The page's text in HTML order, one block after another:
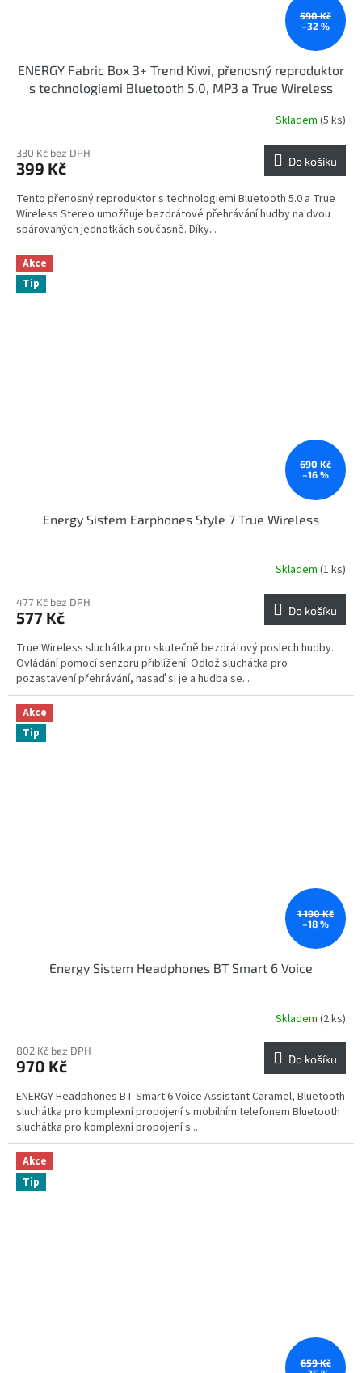
590 Kč
–32 %
ENERGY Fabric Box 3+ Trend Kiwi, přenosný reproduktor
s technologiemi Bluetooth 5.0, MP3 a True Wireless
Skladem (5 ks)
330 Kč bez DPH
399 Kč Do košíku
Tento přenosný reproduktor s technologiemi Bluetooth 5.0 a True
Wireless Stereo umožňuje bezdrátové přehrávání hudby na dvou
spárovaných jednotkách současně. Díky...
Akce
Tip
690 Kč
–16 %
Energy Sistem Earphones Style 7 True Wireless
Skladem (1 ks)
477 Kč bez DPH
577 Kč Do košíku
True Wireless sluchátka pro skutečně bezdrátový poslech hudby.
Ovládání pomocí senzoru přiblížení: Odlož sluchátka pro
pozastavení přehrávání, nasaď si je a hudba se...
Akce
Tip
1 190 Kč
–18 %
Energy Sistem Headphones BT Smart 6 Voice
Skladem (2 ks)
802 Kč bez DPH
970 Kč Do košíku
ENERGY Headphones BT Smart 6 Voice Assistant Caramel, Bluetooth
sluchátka pro komplexní propojení s mobilním telefonem Bluetooth
sluchátka pro komplexní propojení s...
Akce
Tip
659 Kč